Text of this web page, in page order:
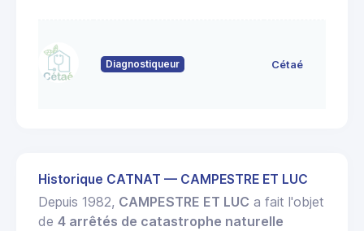
Diagnostiqueur Cétaé
Historique CATNAT — CAMPESTRE ET LUC
Depuis 1982, CAMPESTRE ET LUC a fait l'objet
de 4 arrêtés de catastrophe naturelle